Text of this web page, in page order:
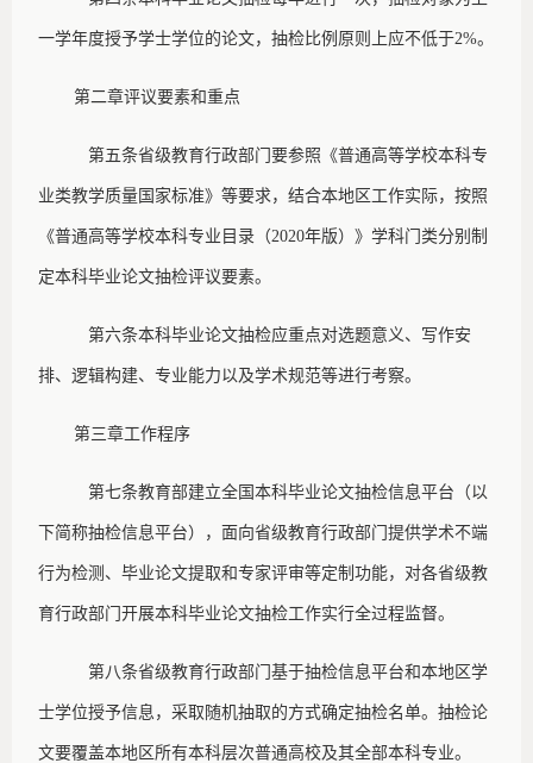
一学年度授予学士学位的论文，抽检比例原则上应不低于2%。
第二章评议要素和重点
第五条省级教育行政部门要参照《普通高等学校本科专
业类教学质量国家标准》等要求，结合本地区工作实际，按照
《普通高等学校本科专业目录（2020年版）》学科门类分别制
定本科毕业论文抽检评议要素。
第六条本科毕业论文抽检应重点对选题意义、写作安
排、逻辑构建、专业能力以及学术规范等进行考察。
第三章工作程序
第七条教育部建立全国本科毕业论文抽检信息平台（以
下简称抽检信息平台），面向省级教育行政部门提供学术不端
行为检测、毕业论文提取和专家评审等定制功能，对各省级教
育行政部门开展本科毕业论文抽检工作实行全过程监督。
第八条省级教育行政部门基于抽检信息平台和本地区学
士学位授予信息，采取随机抽取的方式确定抽检名单。抽检论
文要覆盖本地区所有本科层次普通高校及其全部本科专业。